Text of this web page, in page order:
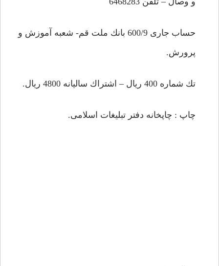
حساب جارى 600/9 بانك ملت قم- شعبه آموزش و
پرورش.
تك شماره 400 ريال – اشتراك ساليانه 4800 ريال.
چاپ : چاپخانه دفتر تبليغات اسلامى.